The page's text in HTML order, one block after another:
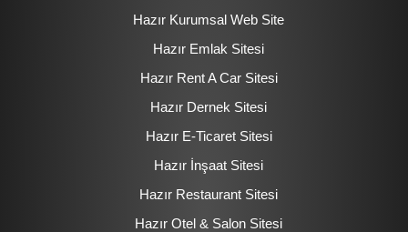
Hazır Kurumsal Web Site
Hazır Emlak Sitesi
Hazır Rent A Car Sitesi
Hazır Dernek Sitesi
Hazır E-Ticaret Sitesi
Hazır İnşaat Sitesi
Hazır Restaurant Sitesi
Hazır Otel & Salon Sitesi